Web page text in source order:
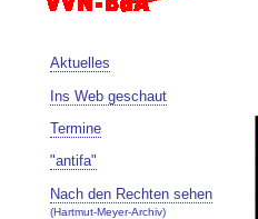
Aktuelles
Ins Web geschaut
Termine
"antifa"
Nach den Rechten sehen
(Hartmut-Meyer-Archiv)